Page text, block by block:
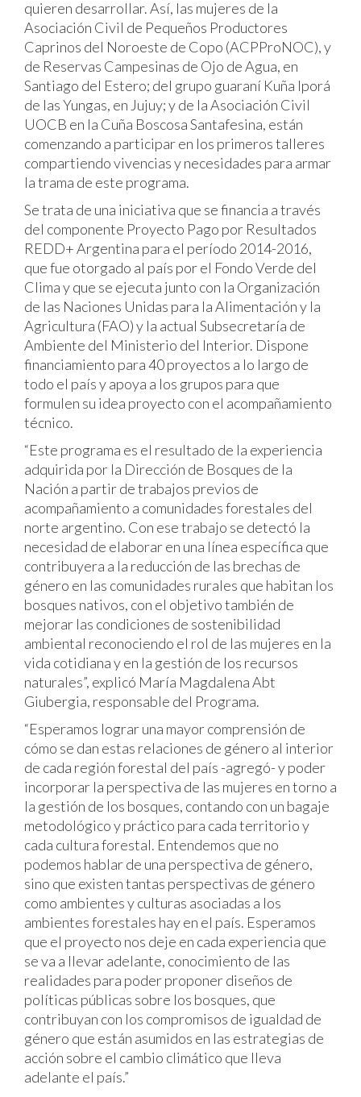
quieren desarrollar. Así, las mujeres de la
Asociación Civil de Pequeños Productores
Caprinos del Noroeste de Copo (ACPProNOC), y
de Reservas Campesinas de Ojo de Agua, en
Santiago del Estero; del grupo guaraní Kuña Iporá
de las Yungas, en Jujuy; y de la Asociación Civil
UOCB en la Cuña Boscosa Santafesina, están
comenzando a participar en los primeros talleres
compartiendo vivencias y necesidades para armar
la trama de este programa.
Se trata de una iniciativa que se financia a través
del componente Proyecto Pago por Resultados
REDD+ Argentina para el período 2014-2016,
que fue otorgado al país por el Fondo Verde del
Clima y que se ejecuta junto con la Organización
de las Naciones Unidas para la Alimentación y la
Agricultura (FAO) y la actual Subsecretaría de
Ambiente del Ministerio del Interior. Dispone
financiamiento para 40 proyectos a lo largo de
todo el país y apoya a los grupos para que
formulen su idea proyecto con el acompañamiento
técnico.
“Este programa es el resultado de la experiencia
adquirida por la Dirección de Bosques de la
Nación a partir de trabajos previos de
acompañamiento a comunidades forestales del
norte argentino. Con ese trabajo se detectó la
necesidad de elaborar en una línea específica que
contribuyera a la reducción de las brechas de
género en las comunidades rurales que habitan los
bosques nativos, con el objetivo también de
mejorar las condiciones de sostenibilidad
ambiental reconociendo el rol de las mujeres en la
vida cotidiana y en la gestión de los recursos
naturales”, explicó María Magdalena Abt
Giubergia, responsable del Programa.
“Esperamos lograr una mayor comprensión de
cómo se dan estas relaciones de género al interior
de cada región forestal del país -agregó- y poder
incorporar la perspectiva de las mujeres en torno a
la gestión de los bosques, contando con un bagaje
metodológico y práctico para cada territorio y
cada cultura forestal. Entendemos que no
podemos hablar de una perspectiva de género,
sino que existen tantas perspectivas de género
como ambientes y culturas asociadas a los
ambientes forestales hay en el país. Esperamos
que el proyecto nos deje en cada experiencia que
se va a llevar adelante, conocimiento de las
realidades para poder proponer diseños de
políticas públicas sobre los bosques, que
contribuyan con los compromisos de igualdad de
género que están asumidos en las estrategias de
acción sobre el cambio climático que lleva
adelante el país.”